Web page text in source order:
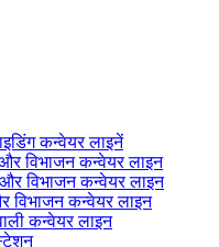
कन्वेयर लाइनें
विभाजन कन्वेयर लाइन
और विभाजन कन्वेयर लाइन
विभाजन कन्वेयर लाइन
कन्वेयर लाइन